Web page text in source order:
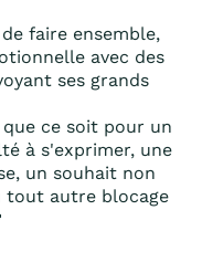
faire ensemble,
avec des
ses grands
ce soit pour un
à s'exprimer, une
un souhait non
tout autre blocage